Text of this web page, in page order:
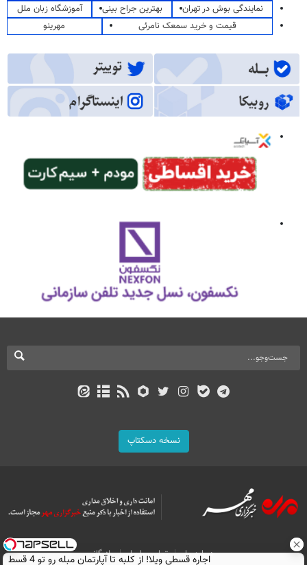
نمایندگی بوش در تهران
بهترین جراح بینی
آموزشگاه زبان ملل
قیمت و خرید سمعک نامرئی
مهرینو
نسخه دسکتاپ
درباره ما تماس با ما بازرگانی اجاره‌ قسطی ویلا! از کلبه تا آپارتمان مبله رو تو 4 قسط